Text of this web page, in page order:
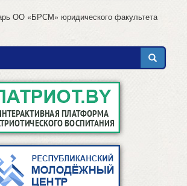
ОО «БРСМ» юридического факультета